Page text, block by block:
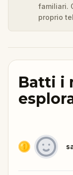
familiari.
proprio
Batti i